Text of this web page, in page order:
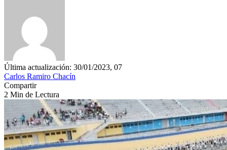
Última actualización: 30/01/2023, 07
Carlos Ramiro Chacín
Compartir
2 Min de Lectura